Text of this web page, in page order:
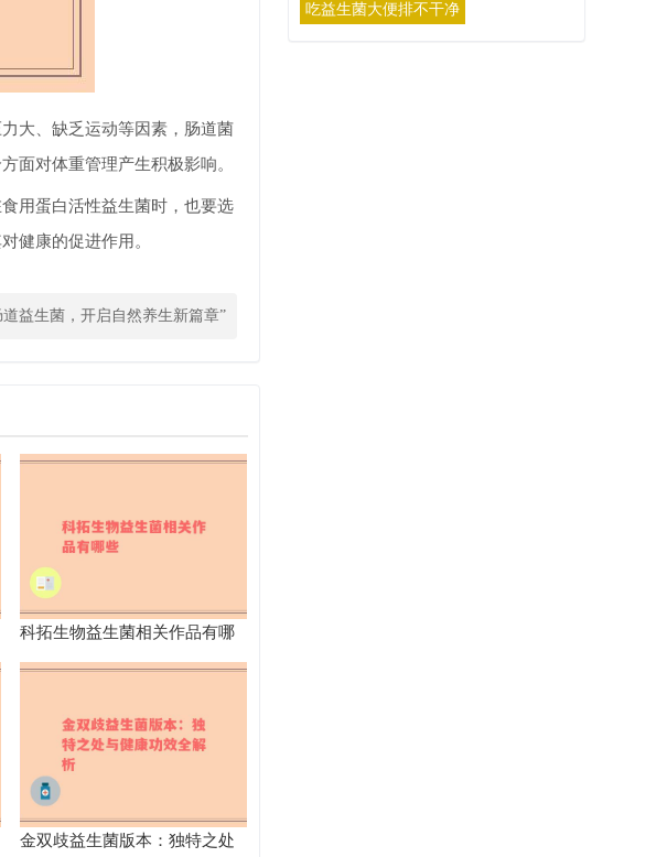
大、缺乏运动等因素，肠道菌
面对体重管理产生积极影响。
用蛋白活性益生菌时，也要选
健康的促进作用。
益生菌，开启自然养生新篇章”
科拓生物益生菌相关作品有哪
些
金双歧益生菌版本：独特之处
吃益生菌大便排不干净